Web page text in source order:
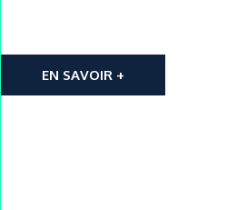
EN SAVOIR +